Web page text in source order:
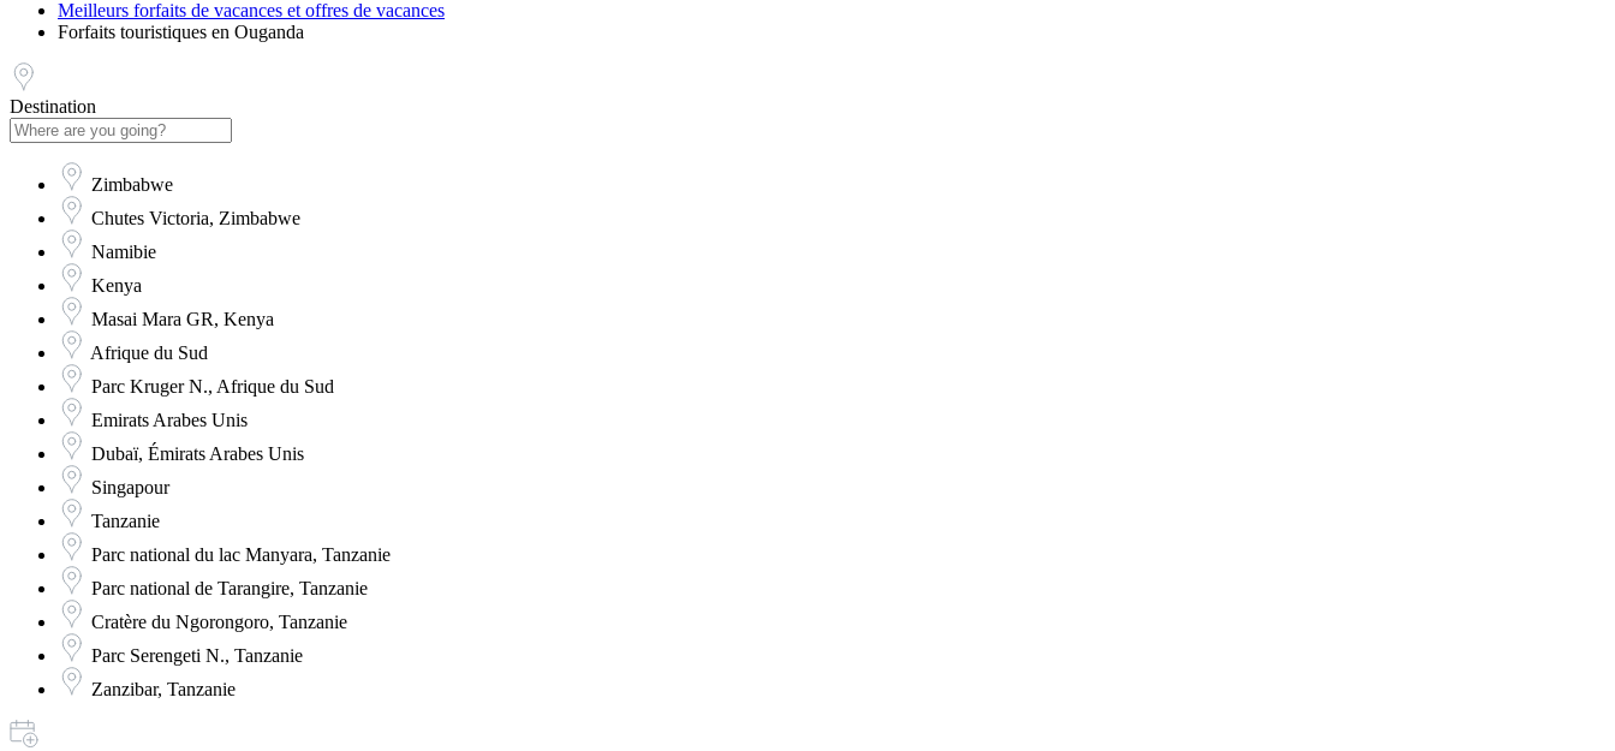
Meilleurs forfaits de vacances et offres de vacances
Forfaits touristiques en Ouganda
Destination
Zimbabwe
Chutes Victoria, Zimbabwe
Namibie
Kenya
Masai Mara GR, Kenya
Afrique du Sud
Parc Kruger N., Afrique du Sud
Emirats Arabes Unis
Dubaï, Émirats Arabes Unis
Singapour
Tanzanie
Parc national du lac Manyara, Tanzanie
Parc national de Tarangire, Tanzanie
Cratère du Ngorongoro, Tanzanie
Parc Serengeti N., Tanzanie
Zanzibar, Tanzanie